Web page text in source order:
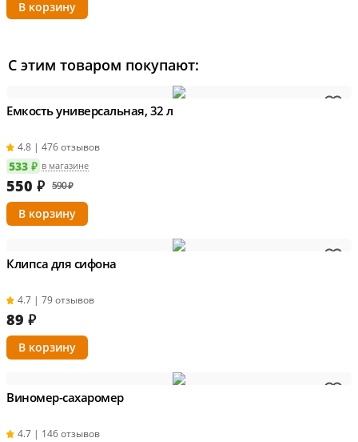
С этим товаром покупают:
Емкость универсальная, 32 л
4.8 | 476 отзывов
533 ₽ в магазине
550 ₽ 590 ₽
Клипса для сифона
4.7 | 79 отзывов
89 ₽
Виномер-сахаромер
4.7 | 146 отзывов